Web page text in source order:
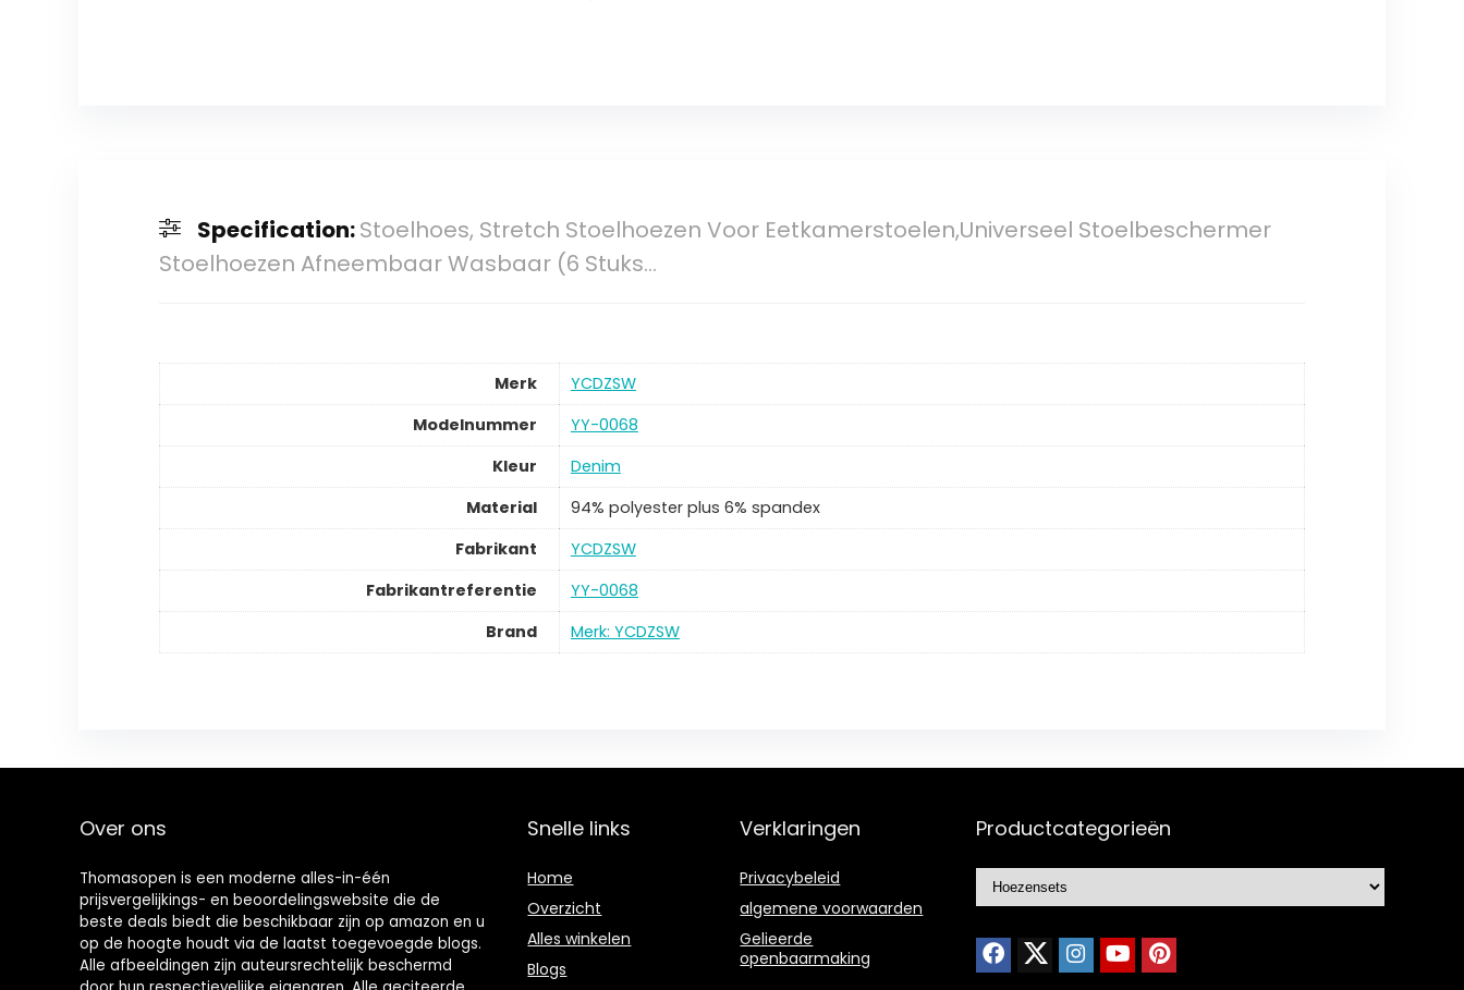
Specification:Stoelhoes, Stretch Stoelhoezen Voor Eetkamerstoelen,Universeel Stoelbeschermer
Stoelhoezen Afneembaar Wasbaar (6 Stuks…
Merk
‎YCDZSW
Modelnummer
‎YY-0068
Kleur
‎Denim
Material
‎94% polyester plus 6% spandex
Fabrikant
‎YCDZSW
Fabrikantreferentie
‎YY-0068
Brand
Merk: YCDZSW
Over ons
Thomasopen is een moderne alles-in-één
prijsvergelijkings- en beoordelingswebsite die de
beste deals biedt die beschikbaar zijn op amazon en u
op de hoogte houdt via de laatst toegevoegde blogs.
Alle afbeeldingen zijn auteursrechtelijk beschermd
Snelle links
Home
Overzicht
Alles winkelen
Blogs
Verklaringen
Privacybeleid
algemene voorwaarden
Gelieerde
openbaarmaking
Productcategorieën